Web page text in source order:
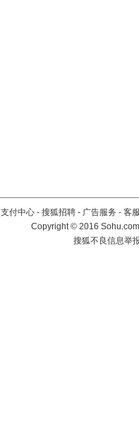
支付中心 - 搜狐招聘 - 广告服务 - 客
Copyright©2016
搜狐不良信息举